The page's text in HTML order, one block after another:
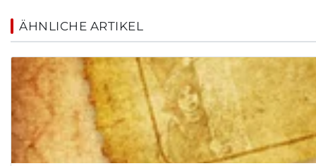
ÄHNLICHE ARTIKEL